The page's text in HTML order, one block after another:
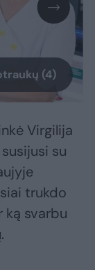
(4)
Virgilija
su
trukdo
ką svarbu